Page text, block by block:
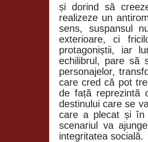
și dorind să
realizeze un
sens, suspansul
exterioare, ci
protagoniștii, iar
echilibrul, pare să
personajelor,
care cred că pot
de față reprezintă
destinului care se
care a plecat și în
scenariul va
integritatea socială.